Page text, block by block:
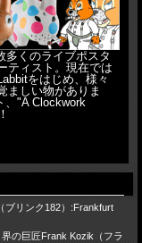
多くのライブポスタ
ティスト。現在では
をはじめ、様々
ましい物がありま
、"A Clockwork
ブリンク182）:Frankfurt
の巨匠Frank Kozik（フラ